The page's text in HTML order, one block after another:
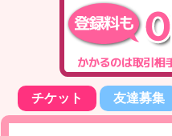
チケット 友達募集